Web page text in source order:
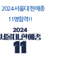
2024 서울대 한예종
11명합격!!